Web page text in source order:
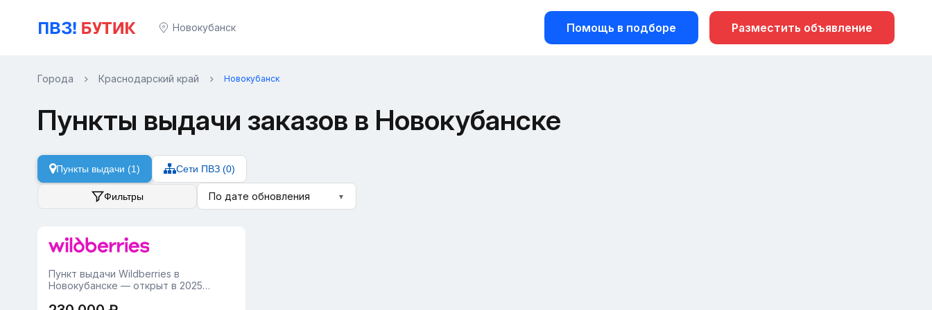
Новокубанск Помощь в подборе Разместить объявление
Города Краснодарский край Новокубанск
Пункты выдачи заказов в Новокубанске
Пункты выдачи (1) Сети ПВЗ (0)
Фильтры По дате обновления ▼
Пункт выдачи Wildberries в
Новокубанске — открыт в 2025